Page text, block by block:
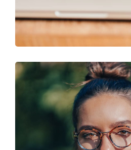
Sexe:
Catégorie:
Marque:
Code: